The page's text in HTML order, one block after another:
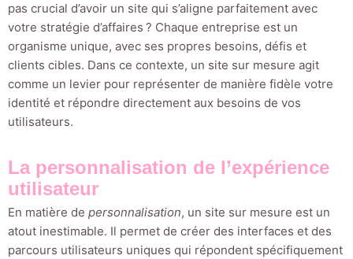
pas crucial d’avoir un site qui s’aligne parfaitement avec
votre stratégie d’affaires ? Chaque entreprise est un
organisme unique, avec ses propres besoins, défis et
clients cibles. Dans ce contexte, un site sur mesure agit
comme un levier pour représenter de manière fidèle votre
identité et répondre directement aux besoins de vos
utilisateurs.
La personnalisation de l’expérience
utilisateur
En matière de personnalisation, un site sur mesure est un
atout inestimable. Il permet de créer des interfaces et des
parcours utilisateurs uniques qui répondent spécifiquement